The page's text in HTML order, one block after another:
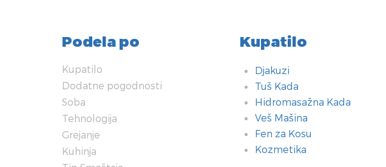
Podela po
Kupatilo
Dodatne pogodnosti
Soba
Tehnologija
Grejanje
Kuhinja
Kupatilo
Djakuzi
Tuš Kada
Hidromasažna Kada
Veš Mašina
Fen za Kosu
Kozmetika